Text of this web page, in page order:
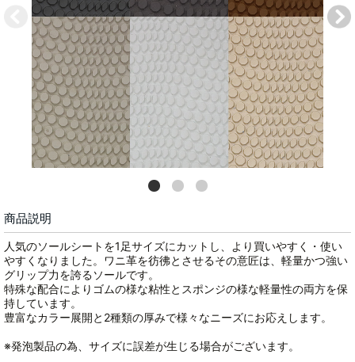
商品説明
人気のソールシートを1足サイズにカットし、より買いやすく・使い
やすくなりました。ワニ革を彷彿とさせるその意匠は、軽量かつ強い
グリップ力を誇るソールです。
特殊な配合によりゴムの様な粘性とスポンジの様な軽量性の両方を保
持しています。
豊富なカラー展開と2種類の厚みで様々なニーズにお応えします。
※発泡製品の為、サイズに誤差が生じる場合がございます。